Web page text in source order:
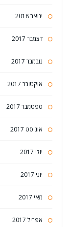
ינואר 2018
דצמבר 2017
נובמבר 2017
אוקטובר 2017
ספטמבר 2017
אוגוסט 2017
יולי 2017
יוני 2017
מאי 2017
אפריל 2017